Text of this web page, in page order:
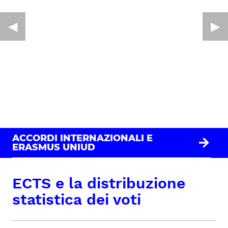
◀︎ ▶︎
ACCORDI INTERNAZIONALI E
ERASMUS UNIUD
ECTS e la distribuzione
statistica dei voti